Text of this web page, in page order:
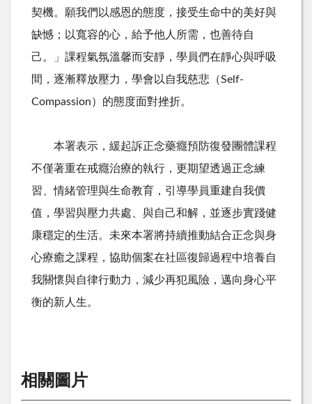
契機。願我們以感恩的態度，接受生命中的美好與
缺憾；以寬容的心，給予他人所需，也善待自
己。」課程氣氛溫馨而安靜，學員們在靜心與呼吸
間，逐漸釋放壓力，學會以自我慈悲（Self-
Compassion）的態度面對挫折。
本署表示，緩起訴正念藥癮預防復發團體課程
不僅著重在戒癮治療的執行，更期望透過正念練
習、情緒管理與生命教育，引導學員重建自我價
值，學習與壓力共處、與自己和解，並逐步實踐健
康穩定的生活。未來本署將持續推動結合正念與身
心療癒之課程，協助個案在社區復歸過程中培養自
我關懷與自律行動力，減少再犯風險，邁向身心平
衡的新人生。
相關圖片